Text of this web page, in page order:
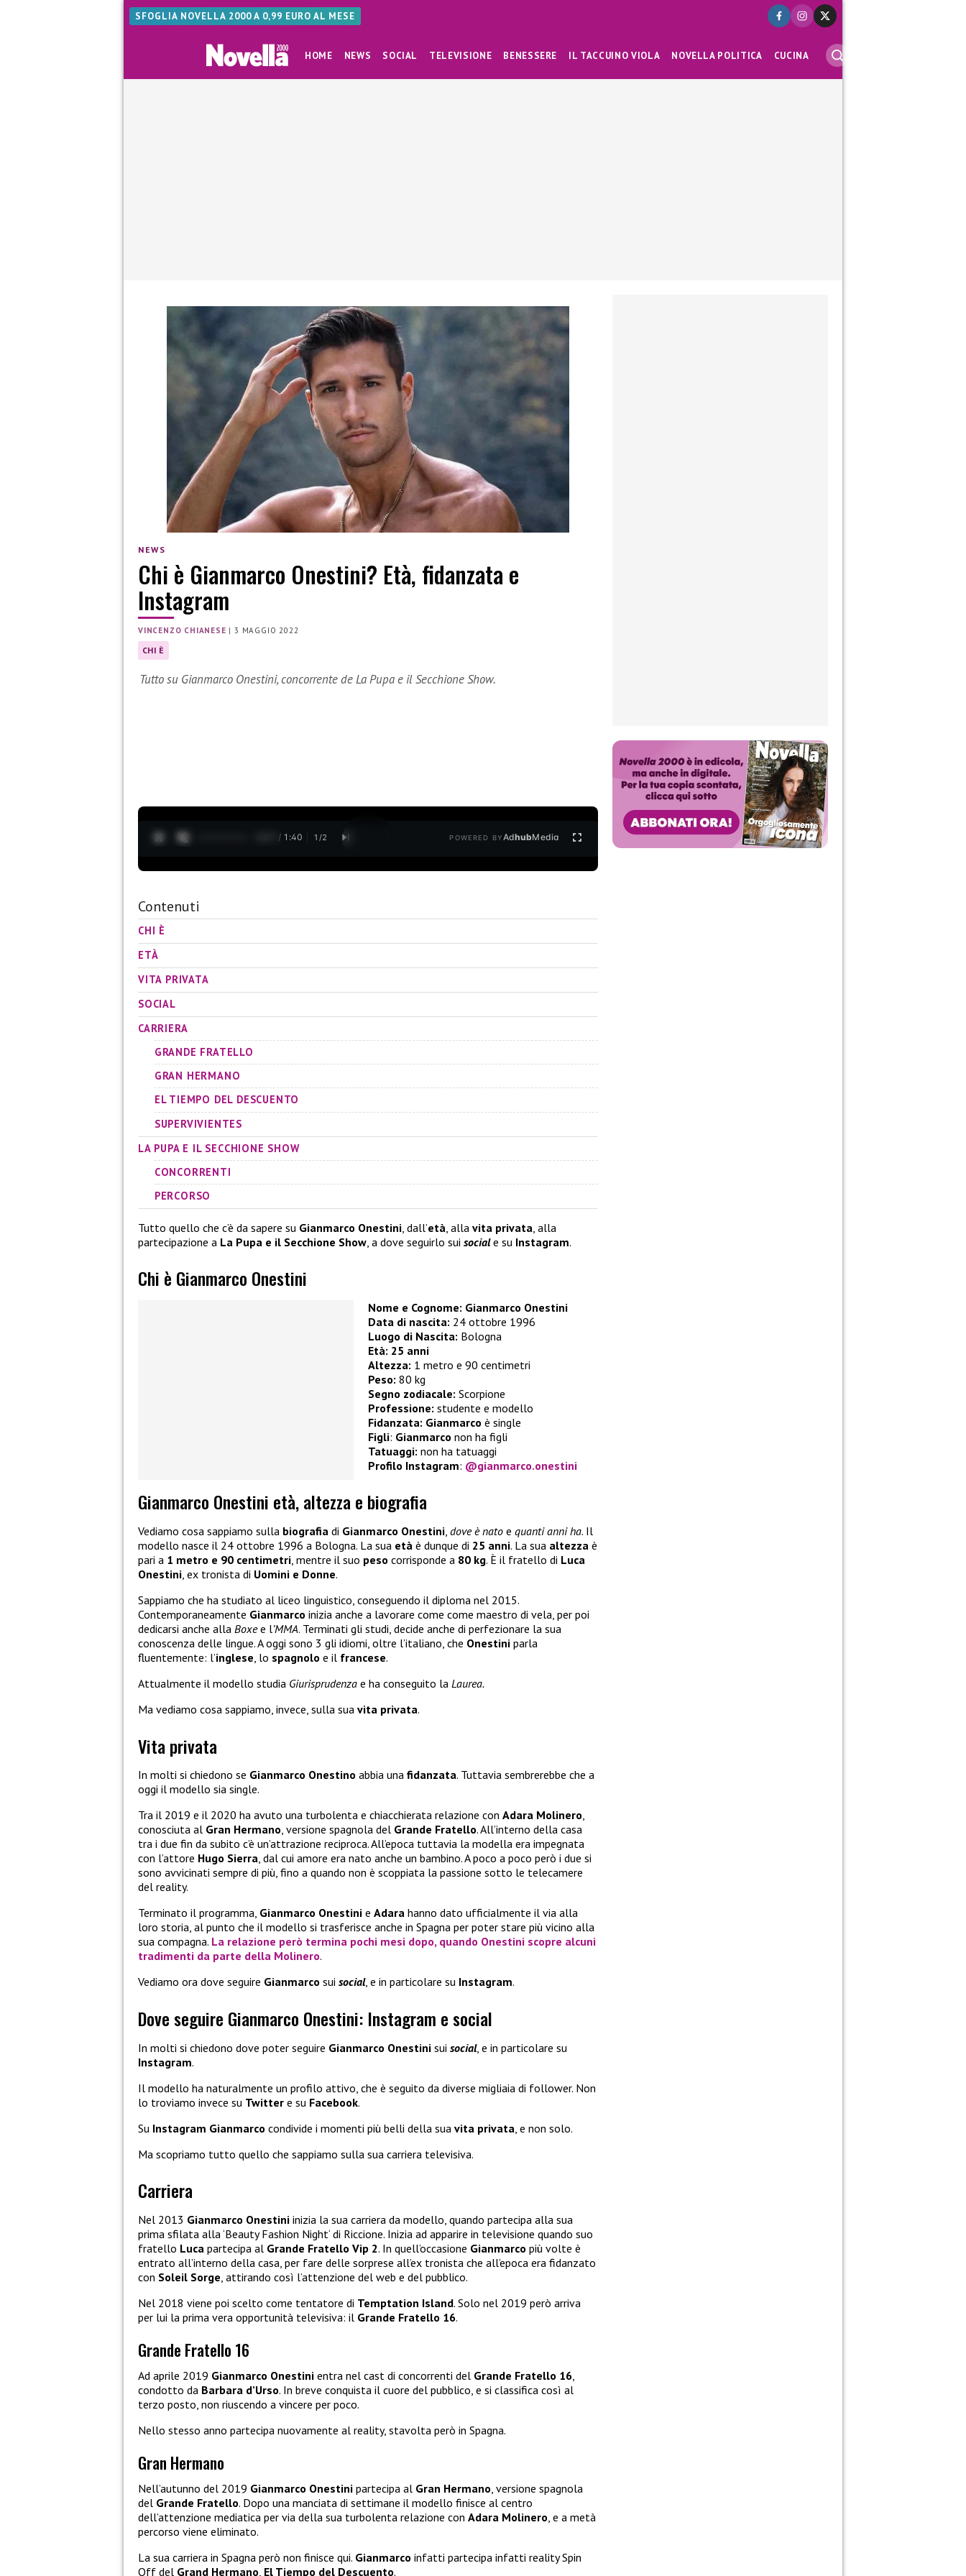
SFOGLIA NOVELLA 2000 A 0,99 EURO AL MESE
HOME NEWS SOCIAL TELEVISIONE BENESSERE IL TACCUINO VIOLA NOVELLA POLITICA CUCINA
NEWS
Chi è Gianmarco Onestini? Età, fidanzata e
Instagram
VINCENZO CHIANESE |3 MAGGIO 2022
CHI È
Tutto su Gianmarco Onestini, concorrente de La Pupa e il Secchione Show.
0:28 / 1:40 1 /2 POWERED BYAdhubMedia
Contenuti
CHI È
ETÀ
VITA PRIVATA
SOCIAL
CARRIERA
GRANDE FRATELLO
GRAN HERMANO
EL TIEMPO DEL DESCUENTO
SUPERVIVIENTES
LA PUPA E IL SECCHIONE SHOW
CONCORRENTI
PERCORSO
Tutto quello che c’è da sapere su Gianmarco Onestini , dall’età , alla vita privata , alla
partecipazione a La Pupa e il Secchione Show , a dove seguirlo sui sociale su Instagram.
Chi è Gianmarco Onestini
Nome e Cognome: Gianmarco Onestini
Data di nascita: 24 ottobre 1996
Luogo di Nascita: Bologna
Età: 25 anni
Altezza: 1 metro e 90 centimetri
Peso: 80 kg
Segno zodiacale: Scorpione
Professione: studente e modello
Fidanzata: Gianmarco è single
Figli: Gianmarco non ha figli
Tatuaggi: non ha tatuaggi
Profilo Instagram: @gianmarco.onestini
Gianmarco Onestini età, altezza e biografia
Vediamo cosa sappiamo sulla biografia di Gianmarco Onestini, dove è nato e quanti anni ha. Il
modello nasce il 24 ottobre 1996 a Bologna. La sua età è dunque di 25 anni. La sua altezza è
pari a 1 metro e 90 centimetri, mentre il suo peso corrisponde a 80 kg. È il fratello di Luca
Onestini, ex tronista di Uomini e Donne.
Sappiamo che ha studiato al liceo linguistico, conseguendo il diploma nel 2015.
Contemporaneamente Gianmarco inizia anche a lavorare come come maestro di vela, per poi
dedicarsi anche alla Boxee l’MMA. Terminati gli studi, decide anche di perfezionare la sua
conoscenza delle lingue. A oggi sono 3 gli idiomi, oltre l’italiano, che Onestini parla
fluentemente: l’inglese, lo spagnolo e il francese.
Attualmente il modello studia Giurisprudenza e ha conseguito la Laurea.
Ma vediamo cosa sappiamo, invece, sulla sua vita privata.
Vita privata
In molti si chiedono se Gianmarco Onestino abbia una fidanzata. Tuttavia sembrerebbe che a
oggi il modello sia single.
Tra il 2019 e il 2020 ha avuto una turbolenta e chiacchierata relazione con Adara Molinero,
conosciuta al Gran Hermano, versione spagnola del Grande Fratello. All’interno della casa
tra i due fin da subito c’è un’attrazione reciproca. All’epoca tuttavia la modella era impegnata
con l’attore Hugo Sierra, dal cui amore era nato anche un bambino. A poco a poco però i due si
sono avvicinati sempre di più, fino a quando non è scoppiata la passione sotto le telecamere
del reality.
Terminato il programma, Gianmarco Onestini e Adara hanno dato ufficialmente il via alla
loro storia, al punto che il modello si trasferisce anche in Spagna per poter stare più vicino alla
sua compagna. La relazione però termina pochi mesi dopo, quando Onestini scopre alcuni
tradimenti da parte della Molinero.
Vediamo ora dove seguire Gianmarco sui social, e in particolare su Instagram.
Dove seguire Gianmarco Onestini: Instagram e social
In molti si chiedono dove poter seguire Gianmarco Onestini sui social, e in particolare su
Instagram.
Il modello ha naturalmente un profilo attivo, che è seguito da diverse migliaia di follower. Non
lo troviamo invece su Twitter e su Facebook.
Su Instagram Gianmarco condivide i momenti più belli della sua vita privata , e non solo.
Ma scopriamo tutto quello che sappiamo sulla sua carriera televisiva.
Carriera
Nel 2013 Gianmarco Onestini inizia la sua carriera da modello, quando partecipa alla sua
prima sfilata alla ‘Beauty Fashion Night‘ di Riccione. Inizia ad apparire in televisione quando suo
fratello Luca partecipa al Grande Fratello Vip 2. In quell’occasione Gianmarco più volte è
entrato all’interno della casa, per fare delle sorprese all’ex tronista che all’epoca era fidanzato
con Soleil Sorge , attirando così l’attenzione del web e del pubblico.
Nel 2018 viene poi scelto come tentatore di Temptation Island. Solo nel 2019 però arriva
per lui la prima vera opportunità televisiva: il Grande Fratello 16.
Grande Fratello 16
Ad aprile 2019 Gianmarco Onestini entra nel cast di concorrenti del Grande Fratello 16,
condotto da Barbara d’Urso. In breve conquista il cuore del pubblico, e si classifica così al
terzo posto, non riuscendo a vincere per poco.
Nello stesso anno partecipa nuovamente al reality, stavolta però in Spagna.
Gran Hermano
Nell’autunno del 2019 Gianmarco Onestini partecipa al Gran Hermano, versione spagnola
del Grande Fratello. Dopo una manciata di settimane il modello finisce al centro
dell’attenzione mediatica per via della sua turbolenta relazione con Adara Molinero, e a metà
percorso viene eliminato.
La sua carriera in Spagna però non finisce qui. Gianmarco infatti partecipa infatti reality Spin
Off del Grand Hermano, El Tiempo del Descuento.